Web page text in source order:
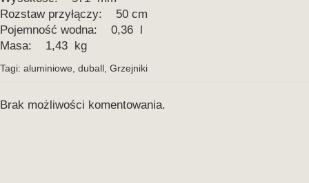
Rozstaw przyłączy: 50 cm
Pojemność wodna: 0,36 l
Masa: 1,43 kg
Tagi: aluminiowe duball Grzejniki
Brak możliwości komentowania.